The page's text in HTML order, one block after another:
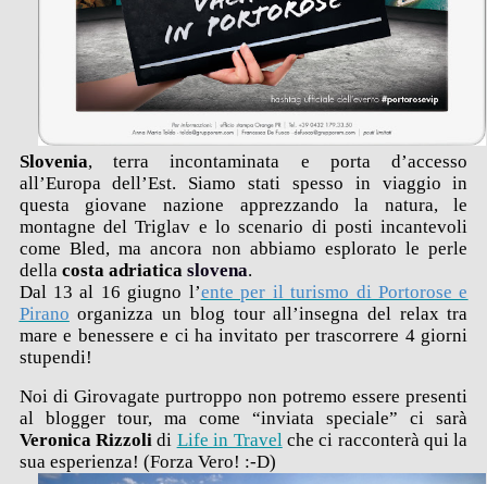
Slovenia, terra incontaminata e porta d’accesso
all’Europa dell’Est. Siamo stati spesso in viaggio in
questa giovane nazione apprezzando la natura, le
montagne del Triglav e lo scenario di posti incantevoli
come Bled, ma ancora non abbiamo esplorato le perle
della costa adriaticaslovena.
Dal 13 al 16 giugno l’ente per il turismo di Portorose e
Pirano organizza un blog tour all’insegna del relax tra
mare e benessere e ci ha invitato per trascorrere 4 giorni
stupendi!
Noi di Girovagate purtroppo non potremo essere presenti
al blogger tour, ma come “inviata speciale” ci sarà
Veronica Rizzoli di Life in Travelche ci racconterà qui la
sua esperienza! (Forza Vero! :-D)